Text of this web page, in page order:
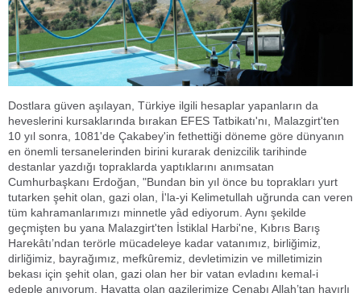
Dostlara güven aşılayan, Türkiye ilgili hesaplar yapanların da
heveslerini kursaklarında bırakan EFES Tatbikatı'nı, Malazgirt'ten
10 yıl sonra, 1081'de Çakabey'in fethettiği döneme göre dünyanın
en önemli tersanelerinden birini kurarak denizcilik tarihinde
destanlar yazdığı topraklarda yaptıklarını anımsatan
Cumhurbaşkanı Erdoğan, "Bundan bin yıl önce bu toprakları yurt
tutarken şehit olan, gazi olan, İ'la-yi Kelimetullah uğrunda can veren
tüm kahramanlarımızı minnetle yâd ediyorum. Aynı şekilde
geçmişten bu yana Malazgirt'ten İstiklal Harbi'ne, Kıbrıs Barış
Harekâtı’ndan terörle mücadeleye kadar vatanımız, birliğimiz,
dirliğimiz, bayrağımız, mefkûremiz, devletimizin ve milletimizin
bekası için şehit olan, gazi olan her bir vatan evladını kemal-i
edeple anıyorum. Hayatta olan gazilerimize Cenabı Allah’tan hayırlı